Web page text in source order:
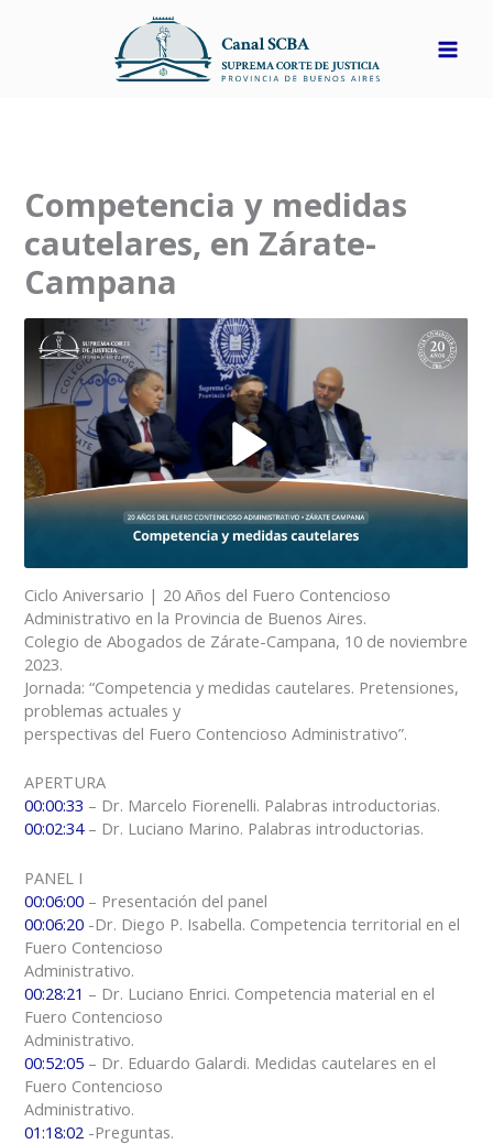
Competencia y medidas
cautelares, en Zárate-
Campana
Ciclo Aniversario | 20 Años del Fuero Contencioso
Administrativo en la Provincia de Buenos Aires.
Colegio de Abogados de Zárate-Campana, 10 de noviembre
2023.
Jornada: “Competencia y medidas cautelares. Pretensiones,
problemas actuales y
perspectivas del Fuero Contencioso Administrativo”.
APERTURA
00:00:33 – Dr. Marcelo Fiorenelli. Palabras introductorias.
00:02:34– Dr. Luciano Marino. Palabras introductorias.
PANEL I
00:06:00 – Presentación del panel
00:06:20 -Dr. Diego P. Isabella. Competencia territorial en el
Fuero Contencioso
Administrativo.
00:28:21 – Dr. Luciano Enrici. Competencia material en el
Fuero Contencioso
Administrativo.
00:52:05 – Dr. Eduardo Galardi. Medidas cautelares en el
Fuero Contencioso
Administrativo.
01:18:02 -Preguntas.